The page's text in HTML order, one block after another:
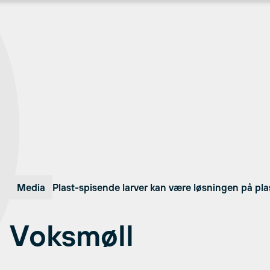
Media Plast-spisende larver kan være løsningen på
Voksmøll